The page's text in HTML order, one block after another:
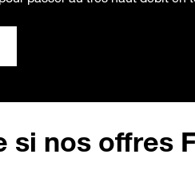
si nos offres